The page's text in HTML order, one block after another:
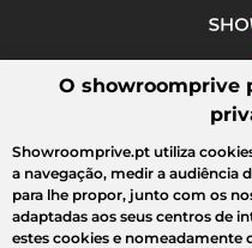
Pesquisar uma
Todas as vendas Moda
O showroomprive
Showroomprive.pt utiliza
a navegação, medir a audiência
para lhe propor, junto com os
adaptadas aos seus centros de
estes cookies e nomeadamente